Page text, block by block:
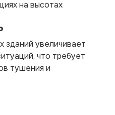
на высотах
зданий увеличивает
что требует
тушения и